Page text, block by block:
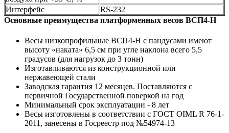
Интерфейс
RS-232
Основные преимущества платформенных весов ВСП4-Н
Весы низкопрофильные ВСП4-Н с пандусами имеют
высоту «наката» 6,5 см при угле наклона всего 5,5
градусов (для нагрузок до 3 тонн)
Изготавливаются из конструкционной или
нержавеющей стали
Заводская гарантия 12 месяцев. Поставляются с
первичной Государственной поверкой на год
Минимальный срок эксплуатации - 8 лет
Весы изготовлены в соответствии с ГОСТ OIML R 76-1-
2011, занесены в Госреестр под №54974-13